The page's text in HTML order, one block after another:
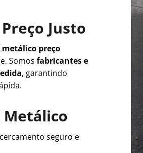
Justo
preço
Somosfabricantes e
, garantindo
Metálico
seguro e